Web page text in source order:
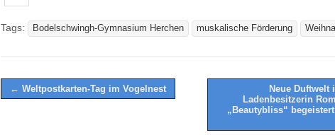
Tags: Bodelschwingh-Gymnasium Herchen muskalische Förderung
Post
← Weltpostkarten-Tag im Vogelnest
Neue Duftwelt
Ladenbesitzerin
„Beautybliss“